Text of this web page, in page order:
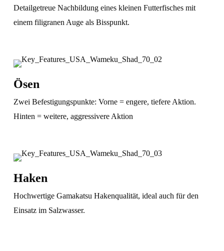
Detailgetreue Nachbildung eines kleinen Futterfisches mit
einem filigranen Auge als Bisspunkt.
Ösen
Zwei Befestigungspunkte: Vorne = engere, tiefere Aktion.
Hinten = weitere, aggressivere Aktion
Haken
Hochwertige Gamakatsu Hakenqualität, ideal auch für den
Einsatz im Salzwasser.